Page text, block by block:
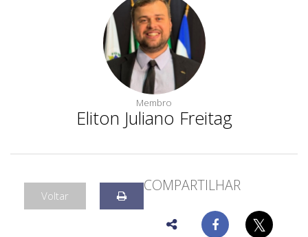
Membro
Eliton Juliano Freitag
Voltar
COMPARTILHAR
𝕏